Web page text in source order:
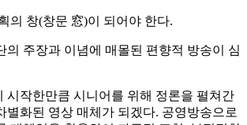
의 창(창문 窓)이 되어야 한다.
의 주장과 이념에 매몰된 편향적 방송이 심
시작한만큼 시니어를 위해 정론을 펼쳐간
별화된 영상 매체가 되겠다. 공영방송으로